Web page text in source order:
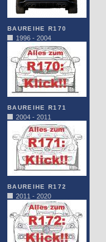
BAUREIHE R170
1996 - 2004
BAUREIHE R171
2004 - 2011
BAUREIHE R172
2011 - 2020